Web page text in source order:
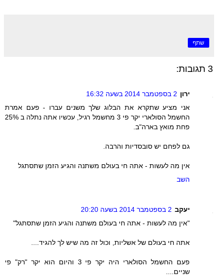
שתף
3 תגובות:
ירון 2 בספטמבר 2014 בשעה 16:32
אני מציע שתקרא את הבלוג שלך משנים עברו - פעם אמרת
החשמל הסולארי יקר פי 3 מחשמל רגיל, עכשיו אתה נתלה ב 25%
פחת מואץ בארה"ב.
גם לפחם יש סובסדיות והרבה.
אין מה לעשות - אתה חי בעולם משתנה והגיע הזמן שתסתגל
השב
יעקב 2 בספטמבר 2014 בשעה 20:20
"אין מה לעשות - אתה חי בעולם משתנה והגיע הזמן שתסתגל"
אתה חי בעולם של אשליות, וכול זה מה שיש לך להגיד....
פעם החשמל הסולארי היה יקר פי 3 והיום הוא יקר "רק" פי
שניים....